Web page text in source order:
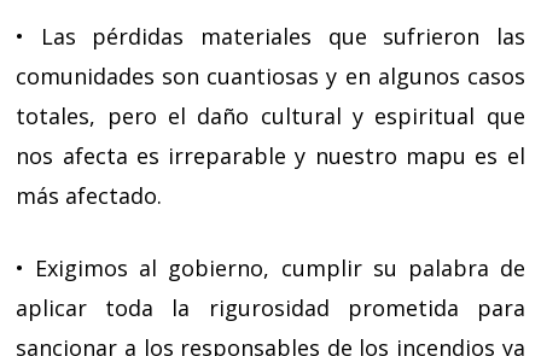
• Las pérdidas materiales que sufrieron las
comunidades son cuantiosas y en algunos casos
totales, pero el daño cultural y espiritual que
nos afecta es irreparable y nuestro mapu es el
más afectado.
• Exigimos al gobierno, cumplir su palabra de
aplicar toda la rigurosidad prometida para
sancionar a los responsables de los incendios ya